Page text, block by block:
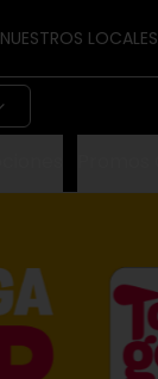
NUESTROS LOCALES